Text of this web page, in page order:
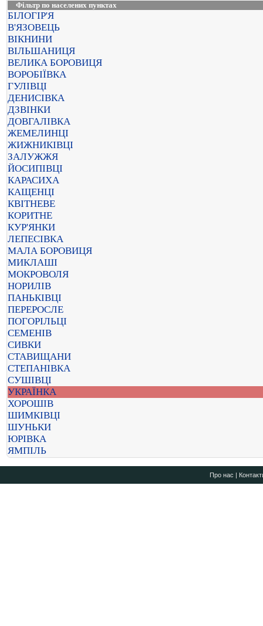
Фільтр по населених пунктах
БІЛОГІР'Я
В'ЯЗОВЕЦЬ
ВІКНИНИ
ВІЛЬШАНИЦЯ
ВЕЛИКА БОРОВИЦЯ
ВОРОБІЇВКА
ГУЛІВЦІ
ДЕНИСІВКА
ДЗВІНКИ
ДОВГАЛІВКА
ЖЕМЕЛИНЦІ
ЖИЖНИКІВЦІ
ЗАЛУЖЖЯ
ЙОСИПІВЦІ
КАРАСИХА
КАЩЕНЦІ
КВІТНЕВЕ
КОРИТНЕ
КУР'ЯНКИ
ЛЕПЕСІВКА
МАЛА БОРОВИЦЯ
МИКЛАШІ
МОКРОВОЛЯ
НОРИЛІВ
ПАНЬКІВЦІ
ПЕРЕРОСЛЕ
ПОГОРІЛЬЦІ
СЕМЕНІВ
СИВКИ
СТАВИЩАНИ
СТЕПАНІВКА
СУШІВЦІ
УКРАЇНКА
ХОРОШІВ
ШИМКІВЦІ
ШУНЬКИ
ЮРІВКА
ЯМПІЛЬ
Про нас |